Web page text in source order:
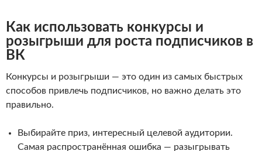
Как использовать конкурсы и
розыгрыши для роста подписчиков в
ВК
Конкурсы и розыгрыши — это один из самых быстрых
способов привлечь подписчиков, но важно делать это
правильно.
Выбирайте приз, интересный целевой аудитории.
Самая распространённая ошибка — разыгрывать